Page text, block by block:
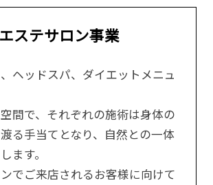
エステサロン事業
ヘッドスパ、ダイエットメニュ
間で、それぞれの施術は身体の
る手当てとなり、自然との一体
ます。
でご来店されるお客様に向けて